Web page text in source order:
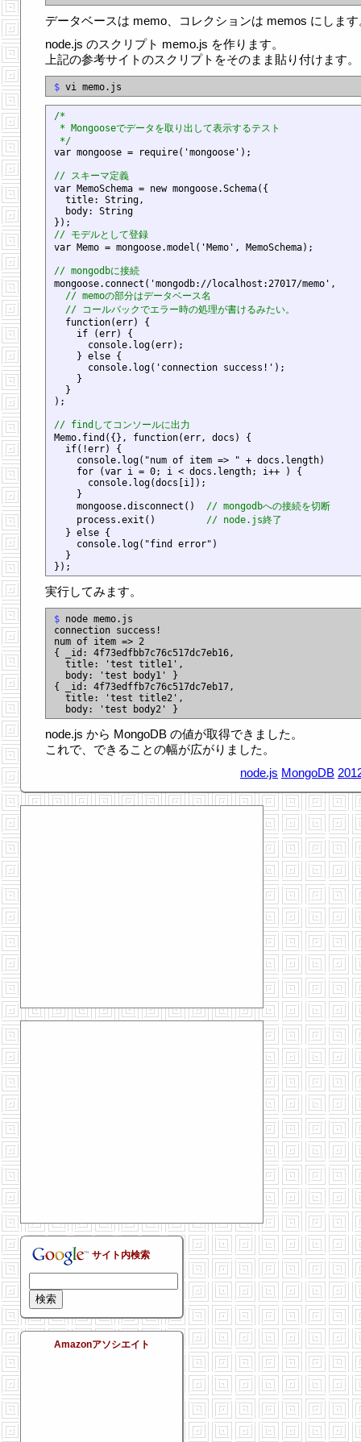
データベースは memo、コレクションは memos にします
node.js のスクリプト memo.js を作ります。
上記の参考サイトのスクリプトをそのまま貼り付けます。
$
/*
* Mongooseでデータを取り出して表示するテスト
*/
var mongoose = require('mongoose');
// スキーマ定義
var MemoSchema = new mongoose.Schema({
  title: String,
  body: String
// モデルとして登録
var Memo = mongoose.model('Memo', MemoSchema);
// mongodbに接続
mongoose.connect('mongodb://localhost:27017/memo',
// memoの部分はデータベース名
// コールバックでエラー時の処理が書けるみたい。
  function(err) {
    if (err) {
      console.log(err);
    } else {
      console.log('connection success!');
    }
  }
);
// findしてコンソールに出力
Memo.find({}, function(err, docs) {
  if(!err) {
    console.log("num of item => " + docs.length)
    for (var i = 0; i < docs.length; i++ ) {
      console.log(docs[i]);
    }
    mongoose.disconnect()
// mongodbへの接続を切断
    process.exit()
// node.js終了
  } else {
    console.log("find error")
  }
実行してみます。
$ node memo.js
connection success!
num of item => 2
{ _id: 4f73edfbb7c76c517dc7eb16,
  title: 'test title1',
  body: 'test body1' }
{ _id: 4f73edffb7c76c517dc7eb17,
  title: 'test title2',
node.js から MongoDB の値が取得できました。
これで、できることの幅が広がりました。
node.js MongoDB
サイト内検索
Amazonアソシエイト